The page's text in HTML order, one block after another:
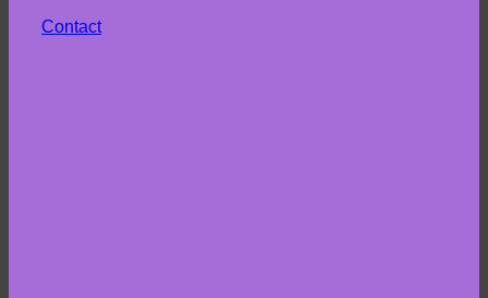
Contact